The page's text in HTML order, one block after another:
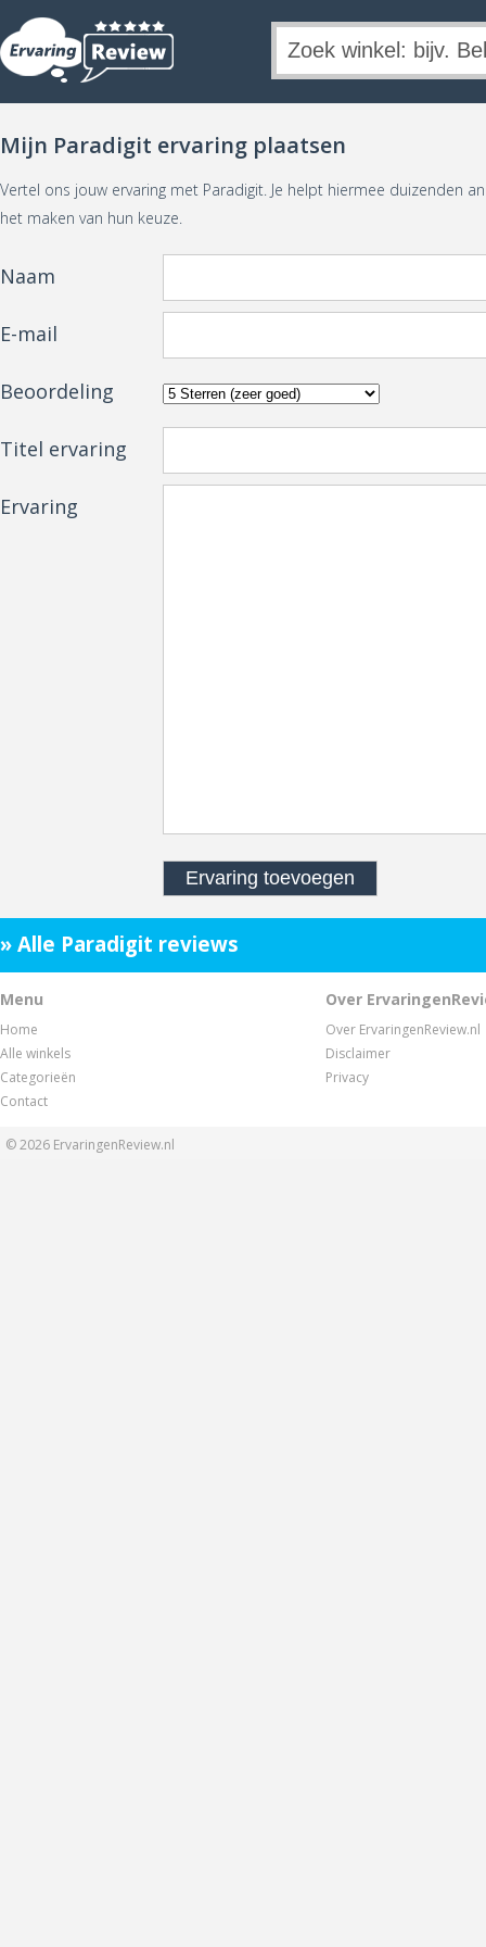
Mijn Paradigit ervaring plaatsen
Vertel ons jouw ervaring met Paradigit. Je helpt hiermee duizenden
het maken van hun keuze.
Naam
E-mail
Beoordeling
Titel ervaring
Ervaring
» Alle Paradigit reviews
Menu
Home
Alle winkels
Categorieën
Contact
Over
Over ErvaringenReview.nl
Disclaimer
Privacy
© 2026 ErvaringenReview.nl